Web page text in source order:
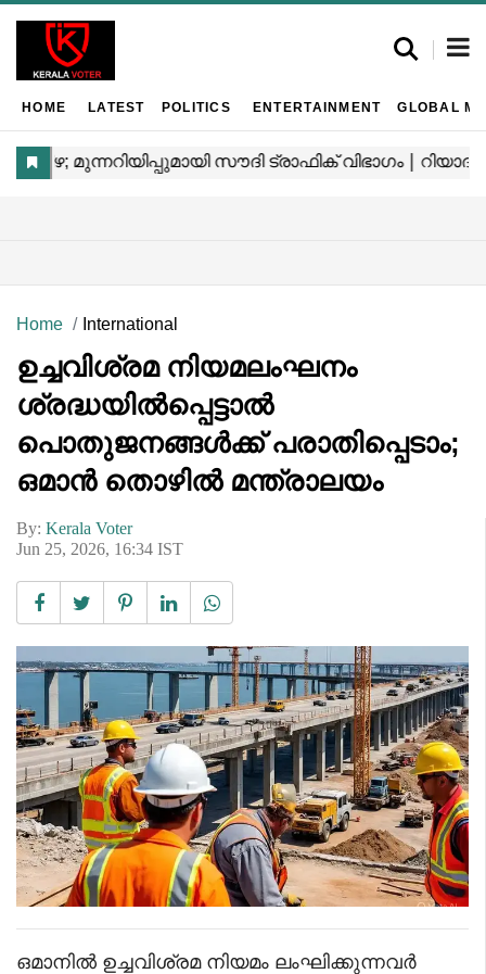
HOME LATEST POLITICS ENTERTAINMENT GLOBAL
Home International
ഉച്ചവിശ്രമ നിയമലംഘനം
ശ്രദ്ധയിൽപ്പെട്ടാൽ
പൊതുജനങ്ങൾക്ക് പരാതിപ്പെടാം;
ഒമാൻ തൊഴിൽ മന്ത്രാലയം
By: Kerala Voter
Jun 25, 2026, 16:34 IST
ഒമാനിൽ ഉച്ചവിശ്രമ നിയമം ലംഘിക്കുന്നവർ